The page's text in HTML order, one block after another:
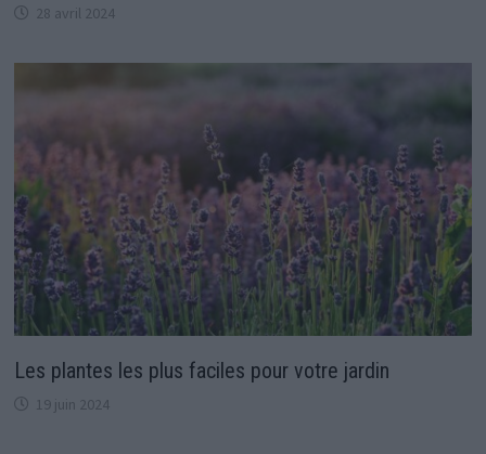
28 avril 2024
Les plantes les plus faciles pour votre jardin
19 juin 2024